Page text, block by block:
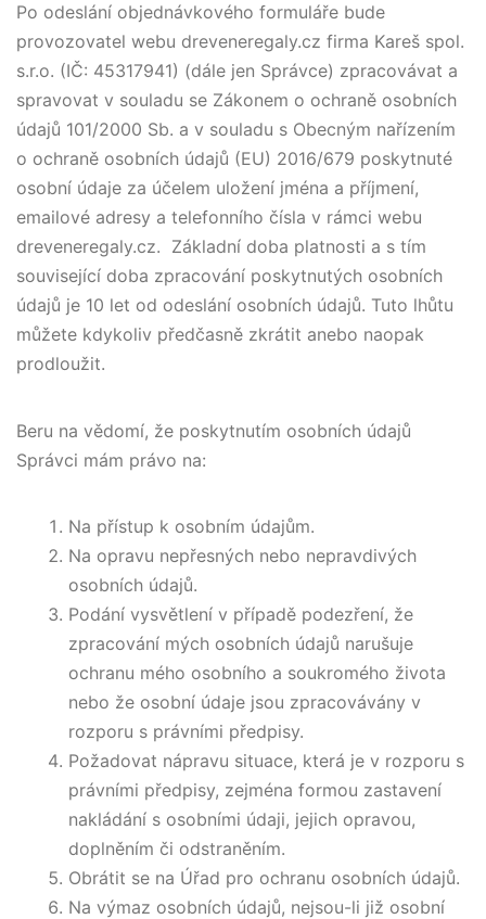
Po odeslání objednávkového formuláře bude
provozovatel webu dreveneregaly.cz firma Kareš spol.
s.r.o. (IČ: 45317941) (dále jen Správce) zpracovávat a
spravovat v souladu se Zákonem o ochraně osobních
údajů 101/2000 Sb. a v souladu s Obecným nařízením
o ochraně osobních údajů (EU) 2016/679 poskytnuté
osobní údaje za účelem uložení jména a příjmení,
emailové adresy a telefonního čísla v rámci webu
dreveneregaly.cz. Základní doba platnosti a s tím
související doba zpracování poskytnutých osobních
údajů je 10 let od odeslání osobních údajů. Tuto lhůtu
můžete kdykoliv předčasně zkrátit anebo naopak
prodloužit.
Beru na vědomí, že poskytnutím osobních údajů
Správci mám právo na:
Na přístup k osobním údajům.
Na opravu nepřesných nebo nepravdivých
osobních údajů.
Podání vysvětlení v případě podezření, že
zpracování mých osobních údajů narušuje
ochranu mého osobního a soukromého života
nebo že osobní údaje jsou zpracovávány v
rozporu s právními předpisy.
Požadovat nápravu situace, která je v rozporu s
právními předpisy, zejména formou zastavení
nakládání s osobními údaji, jejich opravou,
doplněním či odstraněním.
Obrátit se na Úřad pro ochranu osobních údajů.
Na výmaz osobních údajů, nejsou-li již osobní